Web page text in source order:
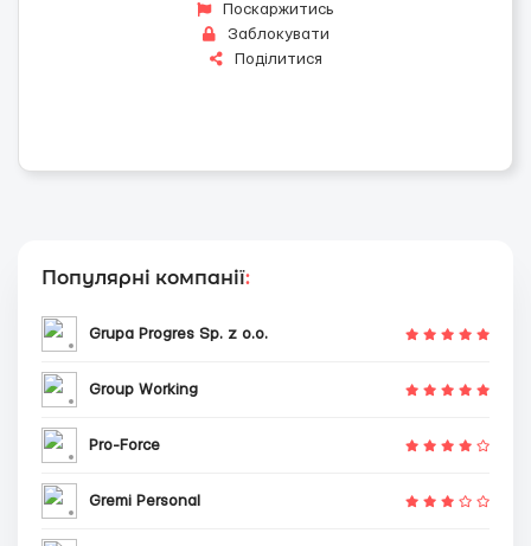
Поскаржитись
Заблокувати
Поділитися
Популярні компанії:
Grupa Progres Sp. z o.o.
Group Working
Pro-Force
Gremi Personal